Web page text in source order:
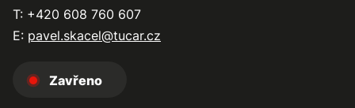
T: +420 608 760 607
E: pavel.skacel@tucar.cz
Zavřeno